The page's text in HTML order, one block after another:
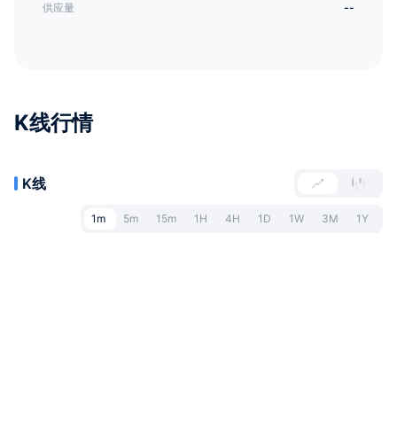
供应量
--
K线行情
K线
1m 5m 15m 1H 4H 1D 1W 3M 1Y